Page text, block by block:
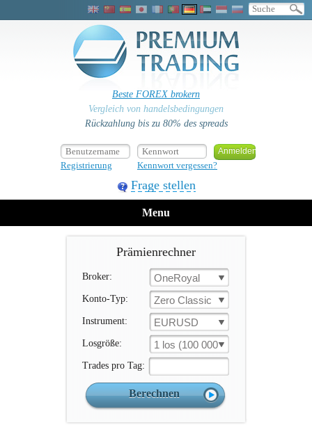
Beste FOREX brokern
Vergleich von handelsbedingungen
Rückzahlung bis zu 80% des spreads
Registrierung Kennwort vergessen?
Frage stellen
Menu
Prämienrechner
Broker: OneRoyal
Konto-Typ: Zero Classic
Instrument: EURUSD
Losgröße: 1 los (100 000 un.)
Trades pro Tag: